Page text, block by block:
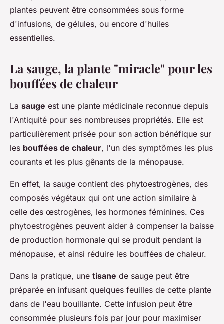
plantes peuvent être consommées sous forme
d'infusions, de gélules, ou encore d'huiles
essentielles.
La sauge, la plante "miracle" pour les
bouffées de chaleur
La sauge est une plante médicinale reconnue depuis
l'Antiquité pour ses nombreuses propriétés. Elle est
particulièrement prisée pour son action bénéfique sur
les bouffées de chaleur, l'un des symptômes les plus
courants et les plus gênants de la ménopause.
En effet, la sauge contient des phytoestrogènes, des
composés végétaux qui ont une action similaire à
celle des œstrogènes, les hormones féminines. Ces
phytoestrogènes peuvent aider à compenser la baisse
de production hormonale qui se produit pendant la
ménopause, et ainsi réduire les bouffées de chaleur.
Dans la pratique, une tisane de sauge peut être
préparée en infusant quelques feuilles de cette plante
dans de l'eau bouillante. Cette infusion peut être
consommée plusieurs fois par jour pour maximiser